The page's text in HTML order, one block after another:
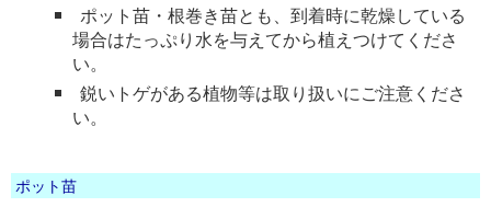
ポット苗・根巻き苗とも、到着時に乾燥している
場合はたっぷり水を与えてから植えつけてくださ
い。
鋭いトゲがある植物等は取り扱いにご注意くださ
い。
ポット苗